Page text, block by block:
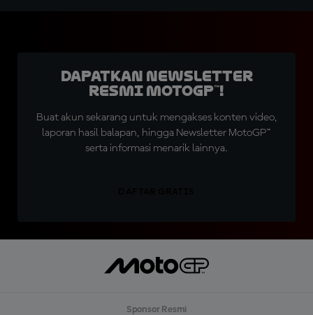
Dapatkan Newsletter
Resmi MotoGP™!
Buat akun sekarang untuk mengakses konten video,
laporan hasil balapan, hingga Newsletter MotoGP™
serta informasi menarik lainnya.
Sponsor Resmi